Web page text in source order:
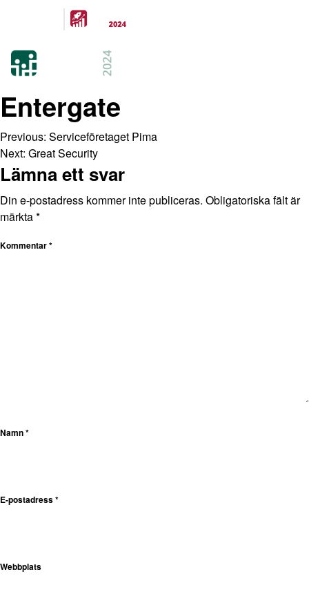
Entergate
Previous: Serviceföretaget Pima
Next: Great Security
Lämna ett svar
Din e-postadress kommer inte publiceras. Obligatoriska fält är
märkta*
Kommentar*
Namn*
E-postadress*
Webbplats